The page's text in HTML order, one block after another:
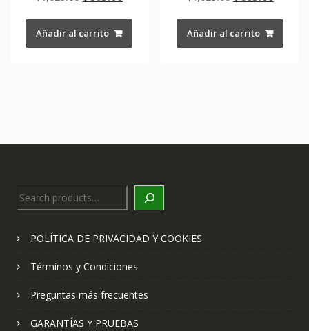
de 5
was:
$1,029.00.
Añadir al carrito
de 5
was:
$1,029.00.
Añadir al carrito
Search
POLÍTICA DE PRIVACIDAD Y COOKIES
Términos y Condiciones
Preguntas más frecuentes
GARANTÍAS Y PRUEBAS